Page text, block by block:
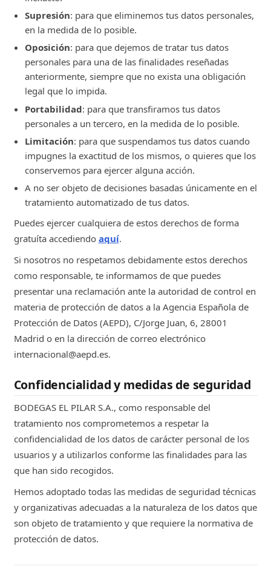
Supresión: para que eliminemos tus datos personales,
en la medida de lo posible.
Oposición: para que dejemos de tratar tus datos
personales para una de las finalidades reseñadas
anteriormente, siempre que no exista una obligación
legal que lo impida.
Portabilidad: para que transfiramos tus datos
personales a un tercero, en la medida de lo posible.
Limitación: para que suspendamos tus datos cuando
impugnes la exactitud de los mismos, o quieres que los
conservemos para ejercer alguna acción.
A no ser objeto de decisiones basadas únicamente en el
tratamiento automatizado de tus datos.
Puedes ejercer cualquiera de estos derechos de forma
gratuíta accediendo aquí.
Si nosotros no respetamos debidamente estos derechos
como responsable, te informamos de que puedes
presentar una reclamación ante la autoridad de control en
materia de protección de datos a la Agencia Española de
Protección de Datos (AEPD), C/Jorge Juan, 6, 28001
Madrid o en la dirección de correo electrónico
internacional@aepd.es.
Confidencialidad y medidas de seguridad
BODEGAS EL PILAR S.A., como responsable del
tratamiento nos comprometemos a respetar la
confidencialidad de los datos de carácter personal de los
usuarios y a utilizarlos conforme las finalidades para las
que han sido recogidos.
Hemos adoptado todas las medidas de seguridad técnicas
y organizativas adecuadas a la naturaleza de los datos que
son objeto de tratamiento y que requiere la normativa de
protección de datos.